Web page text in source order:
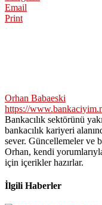
Email
Print
Orhan Babaeski
https://
Bankacılık sektörünü
bankacılık kariyeri
sever. Güncellemeler ve
Orhan, kendi
için içerikler hazırlar.
İlgili Haberler